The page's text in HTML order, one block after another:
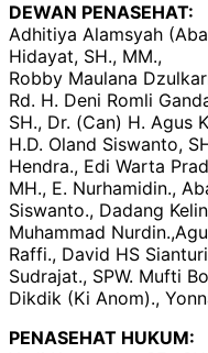
DEWAN PENASEHAT:
Adhitiya Alamsyah
Hidayat, SH., MM.,
Robby Maulana
Rd. H. Deni Romli
SH., Dr. (Can) H. Agus
H.D. Oland Siswanto,
Hendra., Edi Warta
MH., E. Nurhamidin.,
Siswanto., Dadang
Muhammad
Raffi., David HS
Sudrajat., SPW. Mufti
Dikdik (Ki Anom).,
PENASEHAT HUKUM: